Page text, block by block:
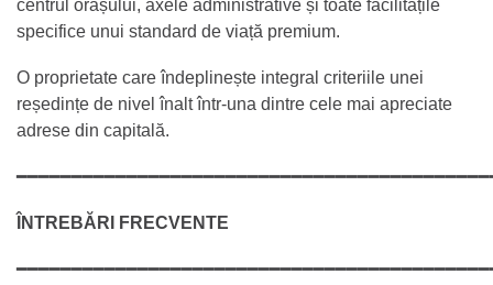
centrul orașului, axele administrative și toate facilitățile
specifice unui standard de viață premium.
O proprietate care îndeplinește integral criteriile unei
reședințe de nivel înalt într-una dintre cele mai apreciate
adrese din capitală.
ÎNTREBĂRI FRECVENTE